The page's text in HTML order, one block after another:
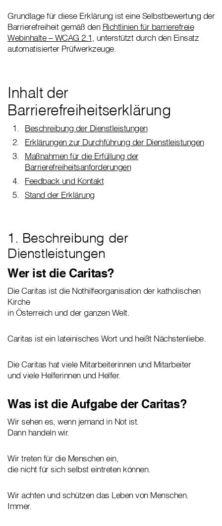
Grundlage für diese Erklärung ist eine Selbstbewertung der
Barrierefreiheit gemäß den Richtlinien für barrierefreie
Webinhalte – WCAG 2.1, unterstützt durch den Einsatz
automatisierter Prüfwerkzeuge.
Inhalt der
Barrierefreiheitserklärung
Beschreibung der Dienstleistungen
Erklärungen zur Durchführung der Dienstleistungen
Maßnahmen für die Erfüllung der
Barrierefreiheitsanforderungen
Feedback und Kontakt
Stand der Erklärung
1. Beschreibung der
Dienstleistungen
Wer ist die Caritas?
Die Caritas ist die Nothilfeorganisation der katholischen
Kirche
in Österreich und der ganzen Welt.
Caritas ist ein lateinisches Wort und heißt Nächstenliebe.
Die Caritas hat viele Mitarbeiterinnen und Mitarbeiter
und viele Helferinnen und Helfer.
Was ist die Aufgabe der Caritas?
Wir sehen es, wenn jemand in Not ist.
Dann handeln wir.
Wir treten für die Menschen ein,
die nicht für sich selbst eintreten können.
Wir achten und schützen das Leben von Menschen.
Immer.